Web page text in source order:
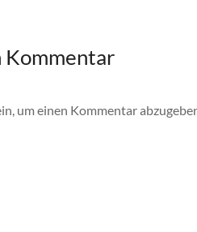
Kommentar
um einen Kommentar